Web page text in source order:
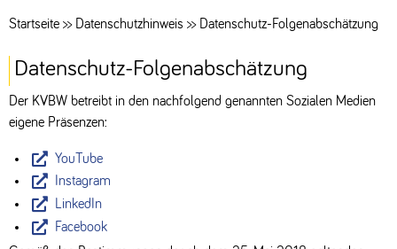
Startseite >> Datenschutzhinweis >> Datenschutz-Folgenabschätzung
Datenschutz-Folgenabschätzung
Der KVBW betreibt in den nachfolgend genannten Sozialen Medien
eigene Präsenzen:
YouTube
Instagram
LinkedIn
Facebook